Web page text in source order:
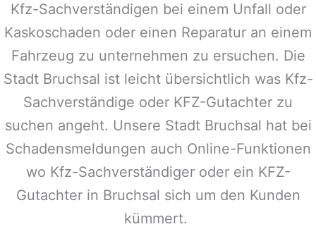
Kfz-Sachverständigen bei einem Unfall oder
Kaskoschaden oder einen Reparatur an einem
Fahrzeug zu unternehmen zu ersuchen. Die
Stadt Bruchsal ist leicht übersichtlich was Kfz-
Sachverständige oder KFZ-Gutachter zu
suchen angeht. Unsere Stadt Bruchsal hat bei
Schadensmeldungen auch Online-Funktionen
wo Kfz-Sachverständiger oder ein KFZ-
Gutachter in Bruchsal sich um den Kunden
kümmert.